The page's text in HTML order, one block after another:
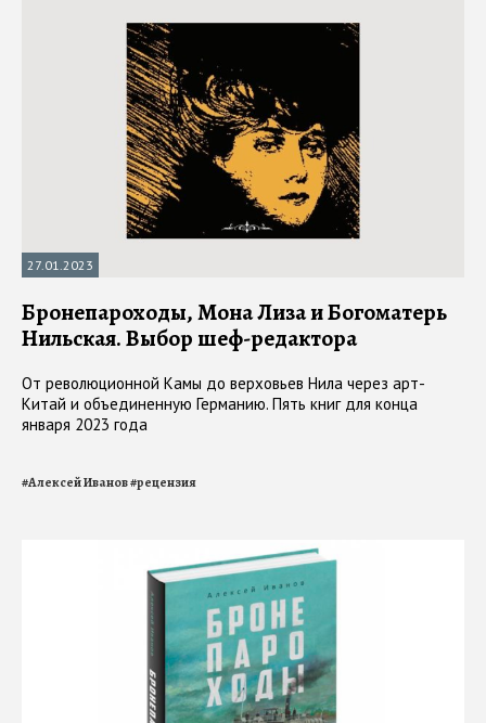
27.01.2023
Бронепароходы, Мона Лиза и Богоматерь
Нильская. Выбор шеф-редактора
От революционной Камы до верховьев Нила через арт-
Китай и объединенную Германию. Пять книг для конца
января 2023 года
#Алексей Иванов#рецензия